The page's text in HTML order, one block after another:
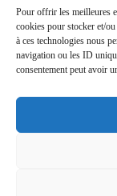
Pour offrir les meilleures
cookies pour stocker et/
à ces technologies nous
navigation ou les ID
consentement peut avoir
Nous sommes ravis
questions.
répondrons dans
Copyright ©